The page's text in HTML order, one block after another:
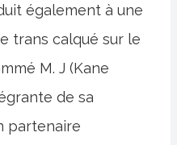
également à une
trans calqué sur le
M. J (Kane
de sa
partenaire